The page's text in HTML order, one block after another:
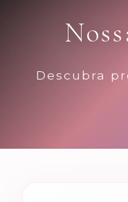
Descubra